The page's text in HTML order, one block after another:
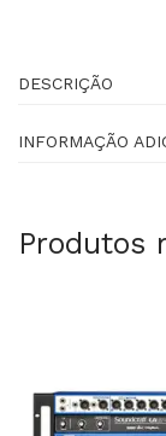
DESCRIÇÃO
INFORMAÇÃO
Produtos